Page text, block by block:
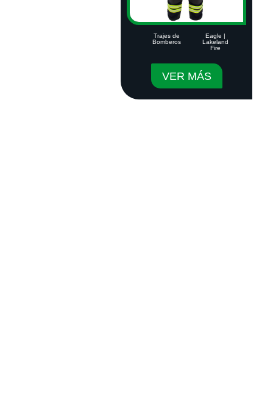
Trajes de
Bomberos
Eagle |
Lakeland
Fire
VER MÁS